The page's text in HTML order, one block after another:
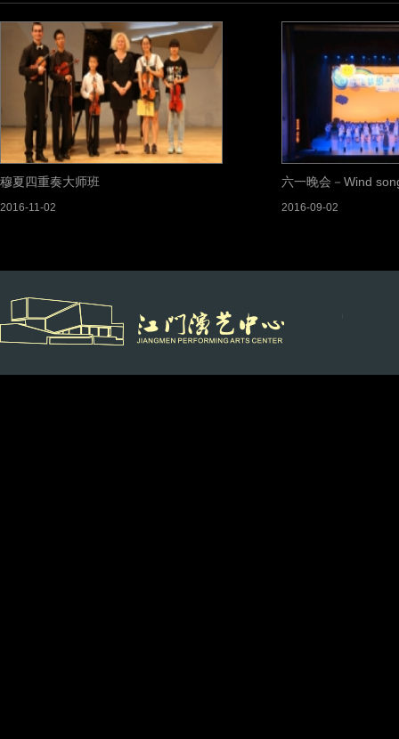
穆夏四重奏大师班
2016-11-02
六一晚会－Wind
2016-09-02